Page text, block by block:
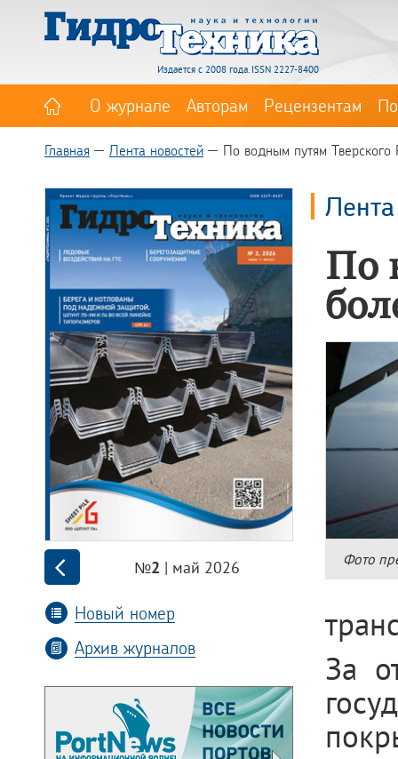
Издается с 2008 года. ISSN 2227-8400
О журнале Авторам Рецензентам
Главная Лента новостей По водным путям
№2 | май 2026
Новый номер
Архив журналов
По
Фото
За